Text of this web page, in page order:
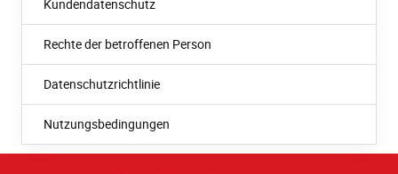
Kundendatenschutz
Rechte der betroffenen Person
Datenschutzrichtlinie
Nutzungsbedingungen